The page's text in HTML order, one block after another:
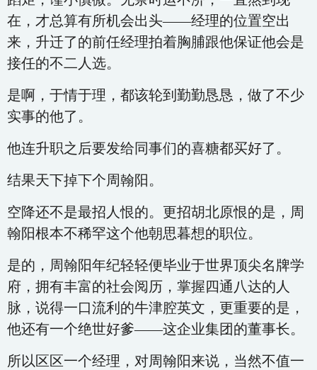
在，才总算有所机会出头——经理的位置空出
来，升迁了的前任经理拍着胸脯跟他保证他会是
接任的不二人选。
是啊，于情于理，都该轮到勤勤恳恳，做了不少
实事的他了。
他连升职之后要发给同事们的喜糖都买好了。
结果天下掉下个周翰阳。
空降还不是最招人恨的。更招胡北原恨的是，周
翰阳根本不稀罕这个他朝思暮想的职位。
是的，周翰阳年纪轻轻便毕业于世界顶尖名牌学
府，拥有丰富的社会阅历，掌握四通八达的人
脉，说得一口流利的牛津腔英文，更重要的是，
他还有一个绝世好爹——这企业集团的董事长。
所以区区一个经理，对周翰阳来说，当然不值一